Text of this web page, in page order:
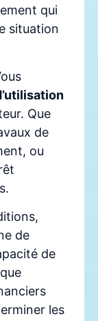
qui
situation
Que
de
ou
de
de
les